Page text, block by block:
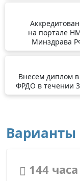
на портале
Минздрава
Внесем диплом
ФРДО в течении
Варианты
144 часа